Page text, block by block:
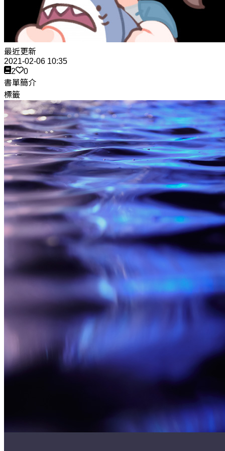
最近更新
2021-02-06 10:35
2
0
書單簡介
標籤